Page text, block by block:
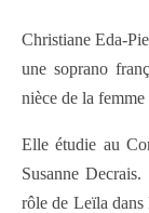
Christiane Eda-
une soprano
nièce de la
Elle étudie au
Susanne
rôle de Leïla dans